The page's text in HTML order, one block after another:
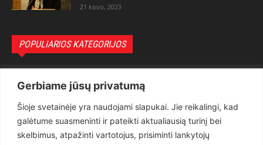
Gerbiame jūsų privatumą
Šioje svetainėje yra naudojami slapukai. Jie reikalingi, kad
galėtume suasmeninti ir pateikti aktualiausią turinį bei
skelbimus, atpažinti vartotojus, prisiminti lankytojų
21 kovo, 2023
POPULIARIOS KATEGORIJOS
Teisėsauga
1497
Aktualu